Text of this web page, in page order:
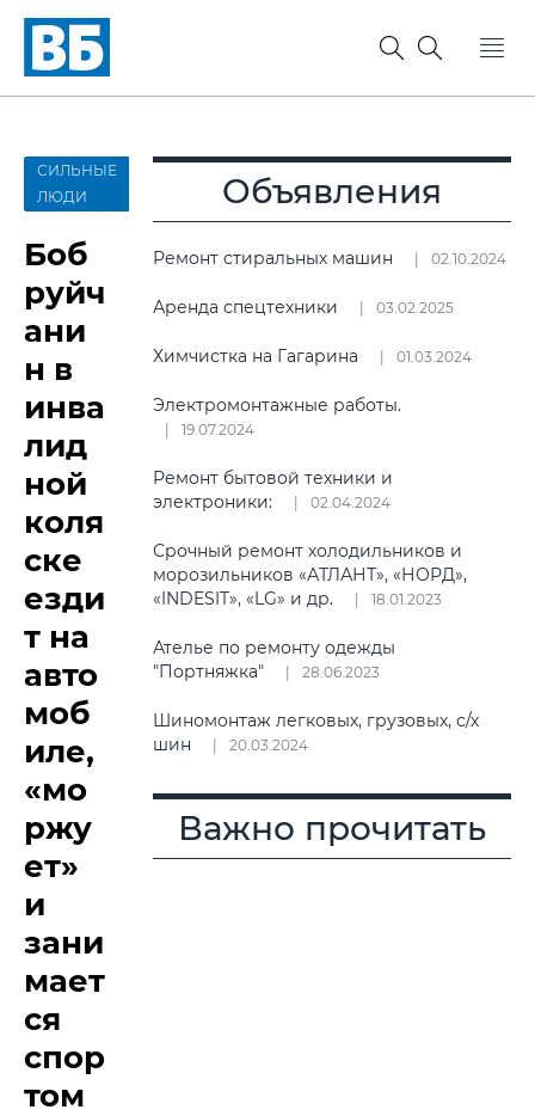
СИЛЬНЫЕ
ЛЮДИ
Боб
руйч
ани
н в
инва
лид
ной
коля
ске
езди
т на
авто
моб
иле,
«мо
ржу
ет»
и
зани
мает
ся
спор
том
Объявления
Ремонт стиральных машин 02.10.2024
Аренда спецтехники 03.02.2025
Химчистка на Гагарина 01.03.2024
Электромонтажные работы.
19.07.2024
Ремонт бытовой техники и
электроники:
02.04.2024
Срочный ремонт холодильников и
морозильников «АТЛАНТ», «НОРД»,
«INDESIT», «LG» и др.
18.01.2023
Ателье по ремонту одежды
"Портняжка"
28.06.2023
Шиномонтаж легковых, грузовых, с/х
шин
20.03.2024
Важно прочитать